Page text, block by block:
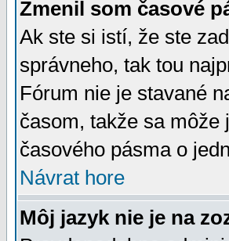
Zmenil som časové
Ak ste si istí, že ste
správneho, tak tou
Fórum nie je stavané
časom, takže sa
časového pásma o
Návrat hore
Môj jazyk nie je na